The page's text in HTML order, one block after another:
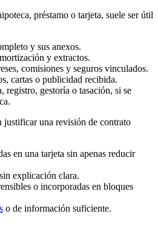
préstamo o tarjeta, suele ser útil
y sus anexos.
y extractos.
comisiones y seguros vinculados.
cartas o publicidad recibida.
registro, gestoría o tasación, si se
justificar una revisión de contrato
en una tarjeta sin apenas reducir
explicación clara.
o incorporadas en bloques
o de información suficiente.